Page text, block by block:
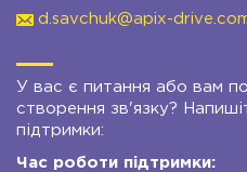
d.savchuk@apix-
У вас є питання або вам
створення зв'язку?
підтримки:
Час роботи підтримки: